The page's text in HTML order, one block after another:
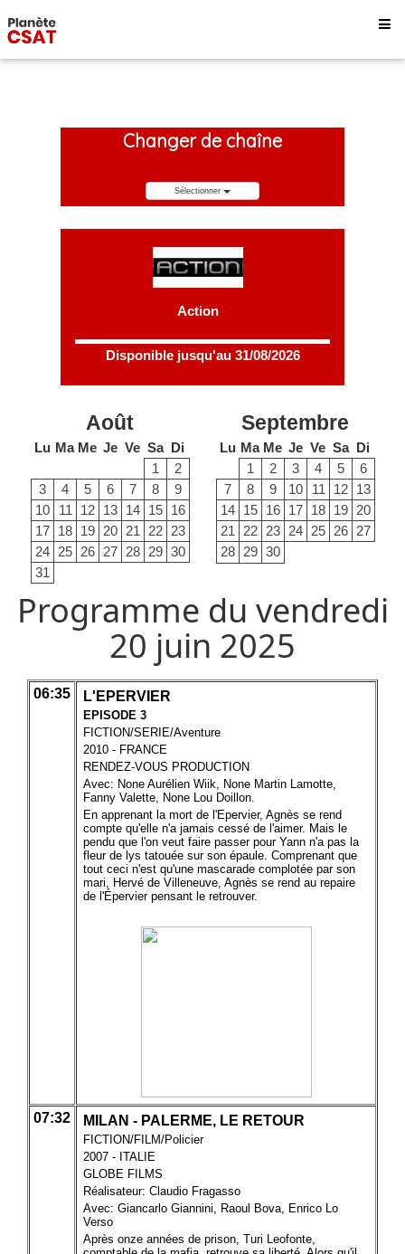
Changer de chaîne
Sélectionner
Action
Disponible jusqu'au 31/08/2026
Août
Lu Ma Me Je Ve Sa Di
1
2
3
4 5 6 7 8
9
10
11 12 13 14 15 16
17 18 19 20 21 22 23
24 25 26 27 28 29 30
31
Septembre
Lu Ma Me Je Ve Sa Di
1
2 3 4 5
6
7
8 9 10 11 12 13
14 15 16 17 18 19 20
21
22 23 24 25 26 27
28 29 30
Programme du vendredi
20 juin 2025